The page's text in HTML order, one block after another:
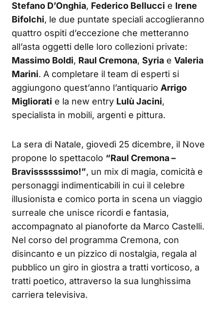
Stefano D’Onghia, Federico Bellucci e Irene
Bifolchi, le due puntate speciali accoglieranno
quattro ospiti d’eccezione che metteranno
all’asta oggetti delle loro collezioni private:
Massimo Boldi, Raul Cremona, Syria e Valeria
Marini. A completare il team di esperti si
aggiungono quest’anno l’antiquario Arrigo
Migliorati e la new entry Lulù Jacini,
specialista in mobili, argenti e pittura.
La sera di Natale, giovedì 25 dicembre, il Nove
propone lo spettacolo “Raul Cremona –
Bravissssssimo!”, un mix di magia, comicità e
personaggi indimenticabili in cui il celebre
illusionista e comico porta in scena un viaggio
surreale che unisce ricordi e fantasia,
accompagnato al pianoforte da Marco Castelli.
Nel corso del programma Cremona, con
disincanto e un pizzico di nostalgia, regala al
pubblico un giro in giostra a tratti vorticoso, a
tratti poetico, attraverso la sua lunghissima
carriera televisiva.